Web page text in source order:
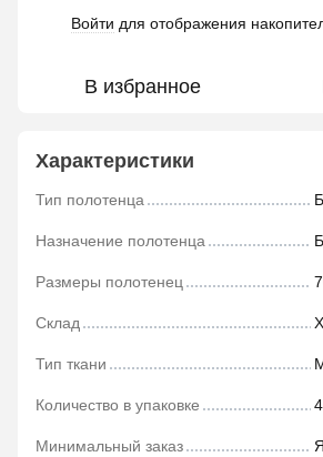
Войти для отображения
В избранное
Характеристики
Тип полотенца
Назначение полотенца
Размеры полотенец
Склад
Тип ткани
Количество в упаковке 4
Минимальный заказ